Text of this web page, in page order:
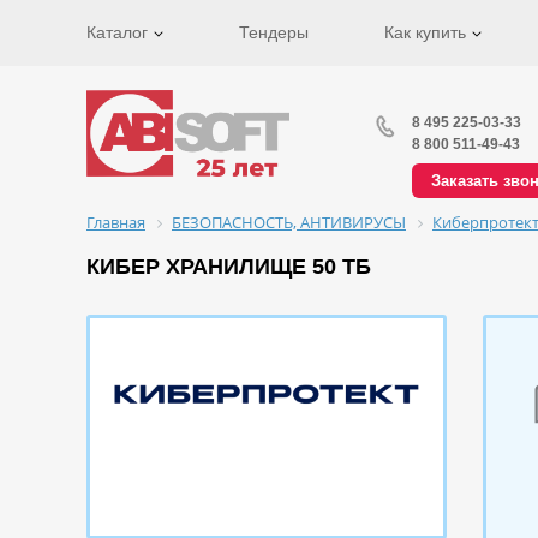
Каталог Тендеры Как купить
8 495 225-03-33
8 800 511-49-43
Заказать
Главная БЕЗОПАСНОСТЬ, АНТИВИРУСЫ Киберпротект
КИБЕР ХРАНИЛИЩЕ 50 ТБ